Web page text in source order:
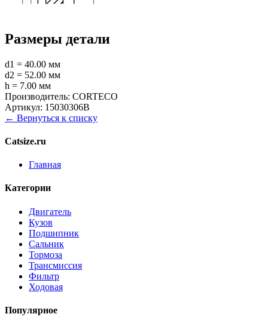
Размеры детали
d1 = 40.00 мм
d2 = 52.00 мм
h = 7.00 мм
Производитель: CORTECO
Артикул: 15030306B
← Вернуться к списку
Catsize.ru
Главная
Категории
Двигатель
Кузов
Подшипник
Сальник
Тормоза
Трансмиссия
Фильтр
Ходовая
Популярное